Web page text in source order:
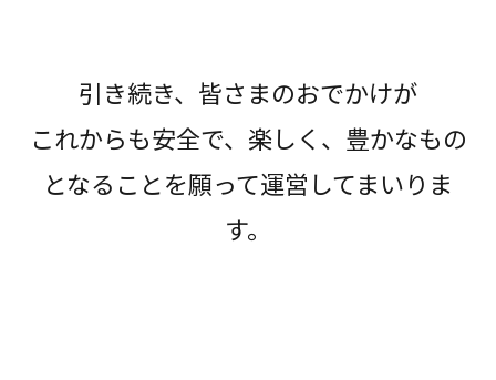
引き続き、皆さまのおでかけが
これからも安全で、楽しく、豊かなもの
となることを願って運営してまいりま
す。